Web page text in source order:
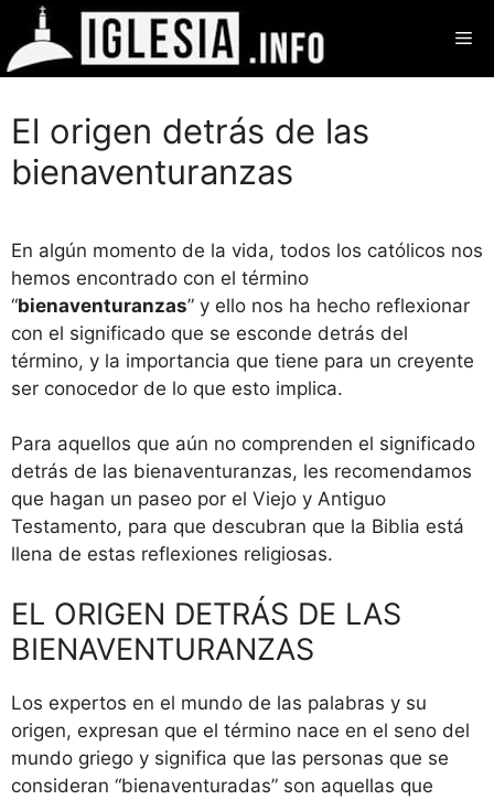
Saltar
contenido
El origen detrás de las
bienaventuranzas
En algún momento de la vida, todos los católicos nos
hemos encontrado con el término
“bienaventuranzas” y ello nos ha hecho reflexionar
con el significado que se esconde detrás del
término, y la importancia que tiene para un creyente
ser conocedor de lo que esto implica.
Para aquellos que aún no comprenden el significado
detrás de las bienaventuranzas, les recomendamos
que hagan un paseo por el Viejo y Antiguo
Testamento, para que descubran que la Biblia está
llena de estas reflexiones religiosas.
EL ORIGEN DETRÁS DE LAS
BIENAVENTURANZAS
Los expertos en el mundo de las palabras y su
origen, expresan que el término nace en el seno del
mundo griego y significa que las personas que se
consideran “bienaventuradas” son aquellas que